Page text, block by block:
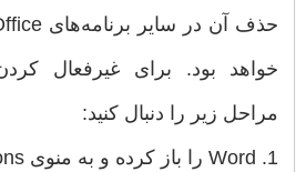
مراحل زیر را دنبال کنید:
1. Word را باز کرده و به منوی File > Options بروید.